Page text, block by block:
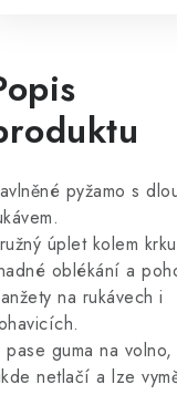
pyžamo s
úplet kolem
oblékání a
na rukávech i
pase guma na volno,
netlačí a lze